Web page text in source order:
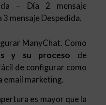
– Día 2 mensaje
mensaje Despedida.
ManyChat. Como
y su proceso de
de configurar como
email marketing.
es mayor que la